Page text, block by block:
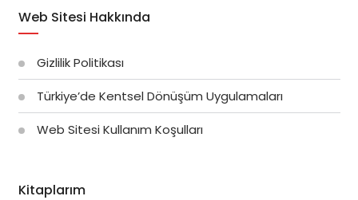
Web Sitesi Hakkında
Gizlilik Politikası
Türkiye’de Kentsel Dönüşüm Uygulamaları
Web Sitesi Kullanım Koşulları
Kitaplarım